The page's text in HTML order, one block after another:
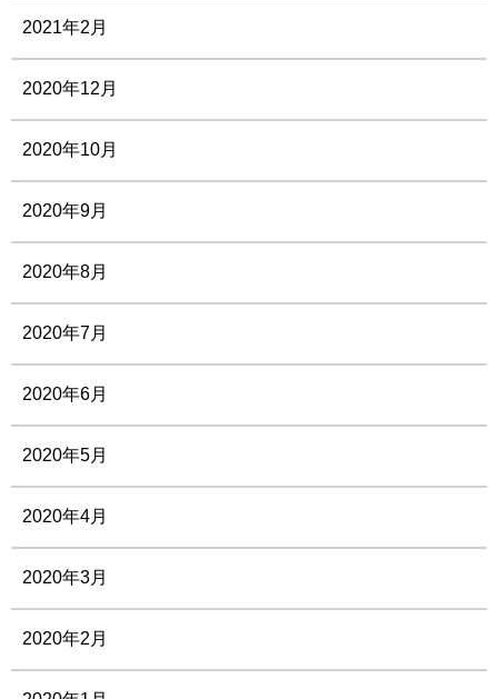
2021年2月
2020年12月
2020年10月
2020年9月
2020年8月
2020年7月
2020年6月
2020年5月
2020年4月
2020年3月
2020年2月